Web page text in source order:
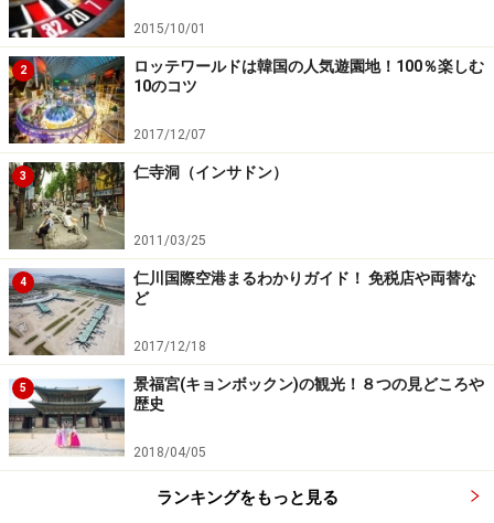
2015/10/01
2
ロッテワールドは韓国の人気遊園地！100％楽しむ
10のコツ
2017/12/07
3 仁寺洞（インサドン）
2011/03/25
4
仁川国際空港まるわかりガイド！ 免税店や両替な
ど
2017/12/18
5
景福宮(キョンボックン)の観光！８つの見どころや
歴史
2018/04/05
ランキングをもっと見る